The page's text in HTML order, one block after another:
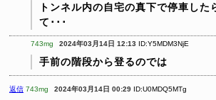
トンネル内の自宅の真下で停車した
て･･･
743mg 2024年03月14日 12:13 ID:Y5MDM3NjE
手前の階段から登るのでは
返信 743mg 2024年03月14日 00:29 ID:U0MDQ5MTg